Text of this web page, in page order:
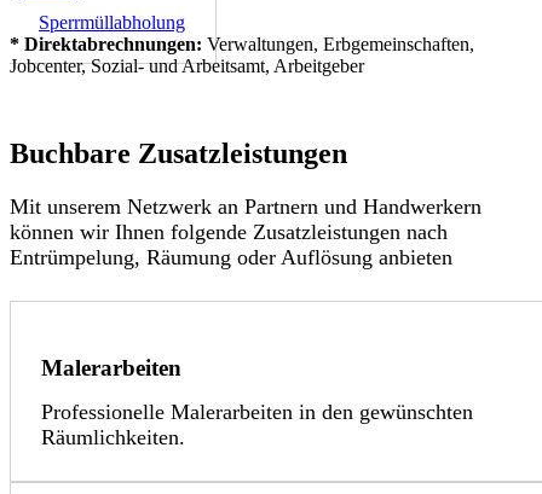
Sperrmüllabholung
* Direktabrechnungen: Verwaltungen, Erbgemeinschaften,
Jobcenter, Sozial- und Arbeitsamt, Arbeitgeber
Buchbare Zusatzleistungen
Mit unserem Netzwerk an Partnern und Handwerkern
können wir Ihnen folgende Zusatzleistungen nach
Entrümpelung, Räumung oder Auflösung anbieten
Malerarbeiten
Professionelle Malerarbeiten in den gewünschten
Räumlichkeiten.